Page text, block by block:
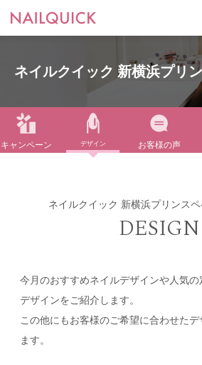
ネイルクイック 新横浜プリ
キャンペーン デザイン お客様の声
ネイルクイック 新横浜プリンス
DESIGN
今月のおすすめネイルデザインや人気
デザインをご紹介します。
この他にもお客様のご希望に合わせた
ます。